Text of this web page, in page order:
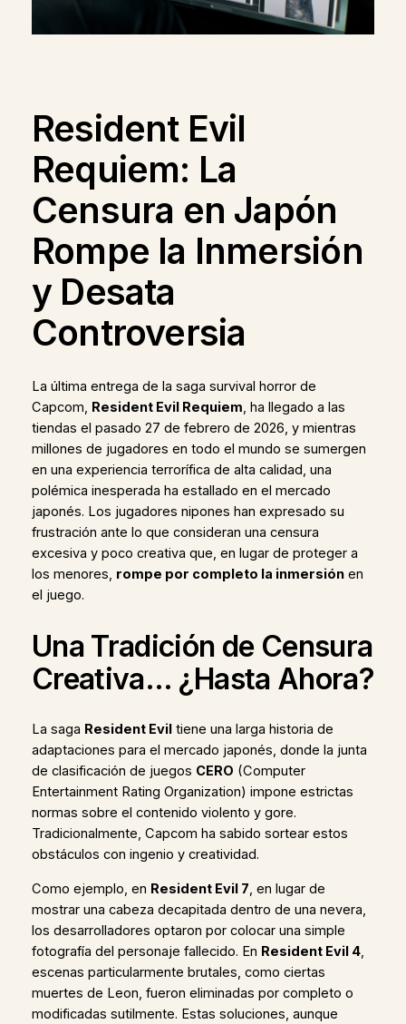
Resident Evil
Requiem: La
Censura en Japón
Rompe la Inmersión
y Desata
Controversia
La última entrega de la saga survival horror de
Capcom, Resident Evil Requiem, ha llegado a las
tiendas el pasado 27 de febrero de 2026, y mientras
millones de jugadores en todo el mundo se sumergen
en una experiencia terrorífica de alta calidad, una
polémica inesperada ha estallado en el mercado
japonés. Los jugadores nipones han expresado su
frustración ante lo que consideran una censura
excesiva y poco creativa que, en lugar de proteger a
los menores, rompe por completo la inmersiónen
el juego.
Una Tradición de Censura
Creativa… ¿Hasta Ahora?
La saga Resident Eviltiene una larga historia de
adaptaciones para el mercado japonés, donde la junta
de clasificación de juegos CERO (Computer
Entertainment Rating Organization) impone estrictas
normas sobre el contenido violento y gore.
Tradicionalmente, Capcom ha sabido sortear estos
obstáculos con ingenio y creatividad.
Como ejemplo, en Resident Evil 7, en lugar de
mostrar una cabeza decapitada dentro de una nevera,
los desarrolladores optaron por colocar una simple
fotografía del personaje fallecido. En Resident Evil 4,
escenas particularmente brutales, como ciertas
muertes de Leon, fueron eliminadas por completo o
modificadas sutilmente. Estas soluciones, aunque